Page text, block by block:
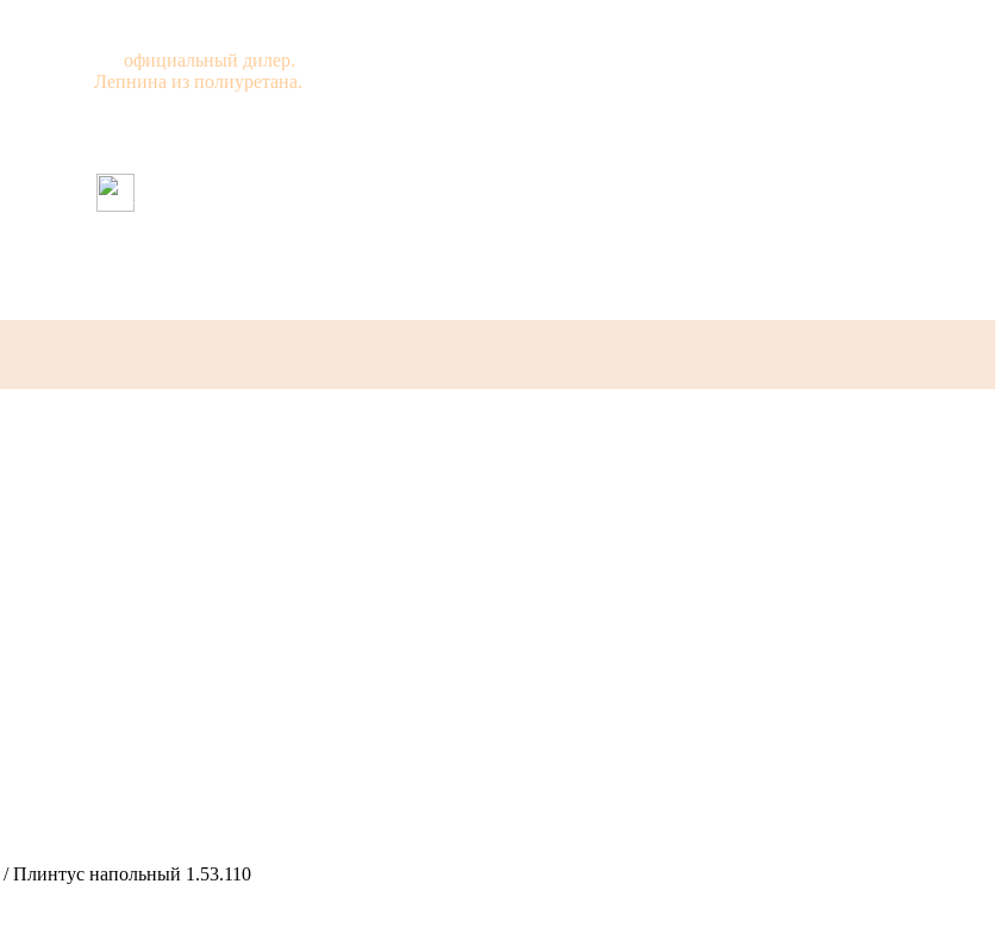
официальный дилер.
Лепнина из полиуретана.
/ Плинтус напольный 1.53.110